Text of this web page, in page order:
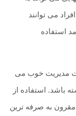
می توانند
استفاده
مدیریت خوب می
باشد. استفاده از
مقرون به صرفه ترین